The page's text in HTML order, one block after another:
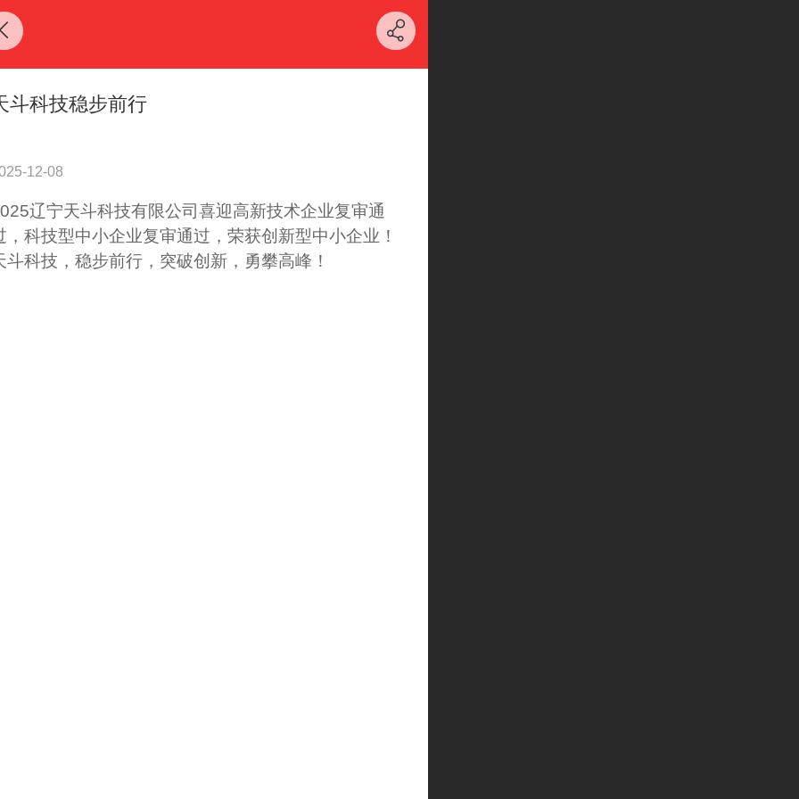
斗科技稳步前行
12-08
辽宁天斗科技有限公司喜迎高新技术企业复审通
，科技型中小企业复审通过，荣获创新型中小企业！
斗科技，稳步前行，突破创新，勇攀高峰！